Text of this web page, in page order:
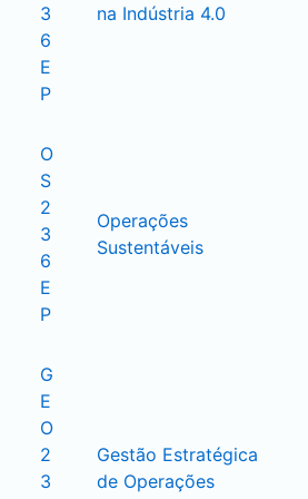
3
6
E
P
na Indústria 4.0
O
S
2
3
6
E
Operações
Sustentáveis
G
E
O
2
3
Gestão Estratégica
de Operações